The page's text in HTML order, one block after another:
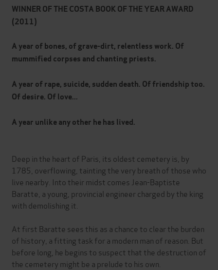
WINNER OF THE COSTA BOOK OF THE YEAR AWARD
(2011)
A year of bones, of grave-dirt, relentless work. Of
mummified corpses and chanting priests.
A year of rape, suicide, sudden death. Of friendship too.
Of desire. Of love...
A year unlike any other he has lived.
Deep in the heart of Paris, its oldest cemetery is, by
1785, overflowing, tainting the very breath of those who
live nearby. Into their midst comes Jean-Baptiste
Baratte, a young, provincial engineer charged by the king
with demolishing it.
At first Baratte sees this as a chance to clear the burden
of history, a fitting task for a modern man of reason. But
before long, he begins to suspect that the destruction of
the cemetery might be a prelude to his own.